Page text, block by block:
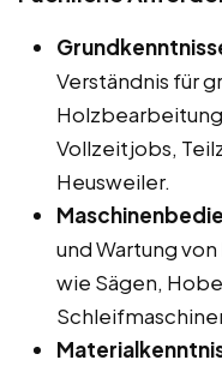
Verständnis für
Vollzeitjobs,
Heusweiler.
und Wartung
wie Sägen,